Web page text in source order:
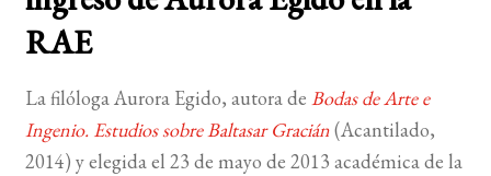
PODCAST
menú
FOREIGN RIGHTS
RAE
La filóloga Aurora Egido, autora de Bodas de Arte e
Ingenio. Estudios sobre Baltasar Gracián(Acantilado,
2014) y elegida el 23 de mayo de 2013 académica de la